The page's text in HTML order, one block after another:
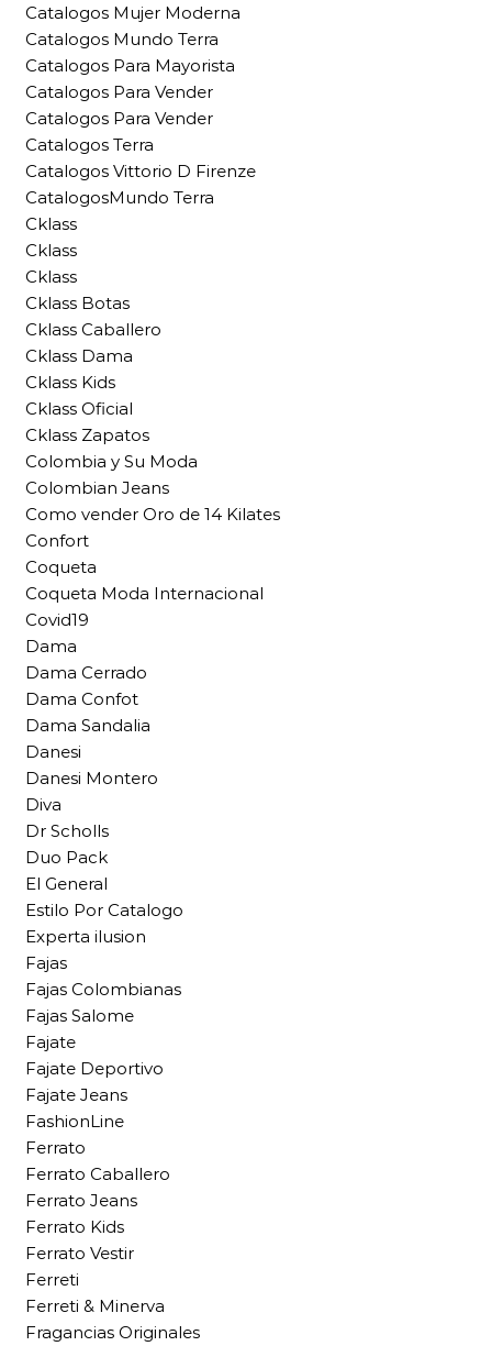
Catalogos Mujer Moderna
Catalogos Mundo Terra
Catalogos Para Mayorista
Catalogos Para Vender
Catalogos Para Vender
Catalogos Terra
Catalogos Vittorio D Firenze
CatalogosMundo Terra
Cklass
Cklass
Cklass
Cklass Botas
Cklass Caballero
Cklass Dama
Cklass Kids
Cklass Oficial
Cklass Zapatos
Colombia y Su Moda
Colombian Jeans
Como vender Oro de 14 Kilates
Confort
Coqueta
Coqueta Moda Internacional
Covid19
Dama
Dama Cerrado
Dama Confot
Dama Sandalia
Danesi
Danesi Montero
Diva
Dr Scholls
Duo Pack
El General
Estilo Por Catalogo
Experta ilusion
Fajas
Fajas Colombianas
Fajas Salome
Fajate
Fajate Deportivo
Fajate Jeans
FashionLine
Ferrato
Ferrato Caballero
Ferrato Jeans
Ferrato Kids
Ferrato Vestir
Ferreti
Ferreti & Minerva
Fragancias Originales